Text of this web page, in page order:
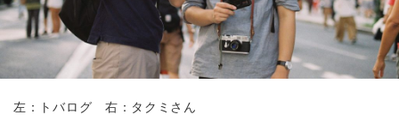
左：トバログ 右：タクミさん